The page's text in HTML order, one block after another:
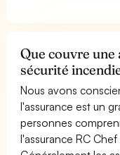
Que couvre une
sécurité
Nous avons
l'assurance est un
personnes
l'assurance RC